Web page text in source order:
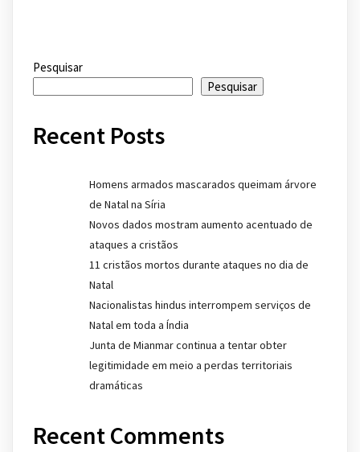
Pesquisar
Pesquisar
Recent Posts
Homens armados mascarados queimam árvore
de Natal na Síria
Novos dados mostram aumento acentuado de
ataques a cristãos
11 cristãos mortos durante ataques no dia de
Natal
Nacionalistas hindus interrompem serviços de
Natal em toda a Índia
Junta de Mianmar continua a tentar obter
legitimidade em meio a perdas territoriais
dramáticas
Recent Comments